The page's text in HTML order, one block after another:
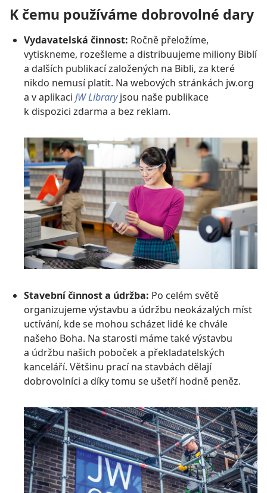
K čemu používáme dobrovolné dary
Vydavatelská činnost: Ročně přeložíme,
vytiskneme, rozešleme a distribuujeme miliony Biblí
a dalších publikací založených na Bibli, za které
nikdo nemusí platit. Na webových stránkách jw.org
a v aplikaci JW Libraryjsou naše publikace
k dispozici zdarma a bez reklam.
Stavební činnost a údržba: Po celém světě
organizujeme výstavbu a údržbu neokázalých míst
uctívání, kde se mohou scházet lidé ke chvále
našeho Boha. Na starosti máme také výstavbu
a údržbu našich poboček a překladatelských
kanceláří. Většinu prací na stavbách dělají
dobrovolníci a díky tomu se ušetří hodně peněz.